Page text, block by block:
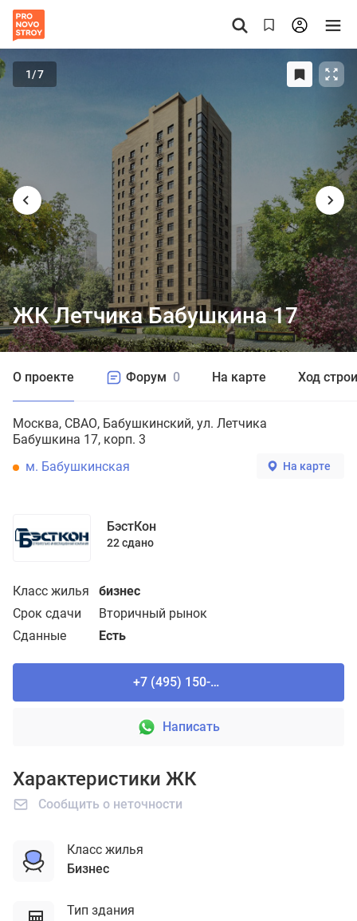
О проекте Форум 0 На карте Ход
Москва СВАО Бабушкинский ул. Летчика
Бабушкина 17, корп. 3
м. Бабушкинская
На карте
БэстКон
22 сдано
Класс жилья бизнес
Срок сдачи
Вторичный рынок
Сданные
Есть
+7 (495) 150-90-61
Написать
1/7
ЖК Летчика Бабушкина 17
Характеристики ЖК
Сообщить о неточности
Класс жилья
бизнес
Тип здания